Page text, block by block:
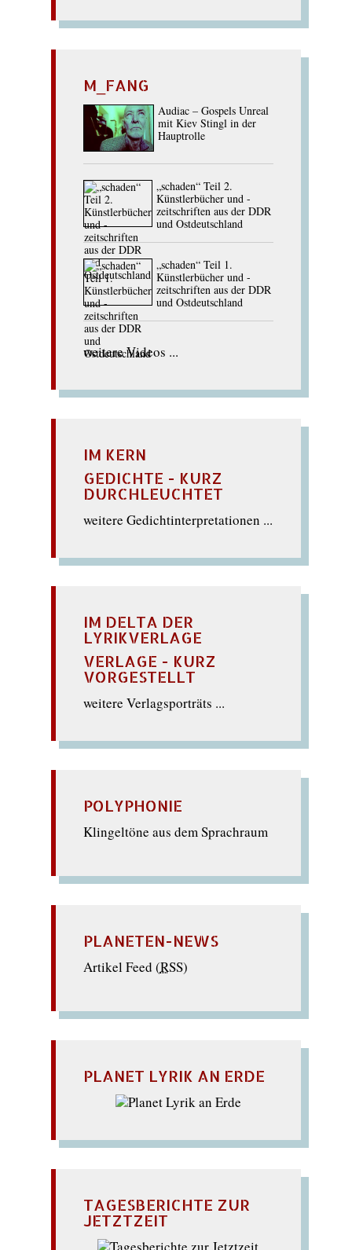
M_FANG
Audiac – Gospels Unreal
mit Kiev Stingl in der
Hauptrolle
„schaden“ Teil 2.
Künstlerbücher und -
zeitschriften aus der DDR
und Ostdeutschland
„schaden“ Teil 1.
Künstlerbücher und -
zeitschriften aus der DDR
und Ostdeutschland
weitere Videos ...
IM KERN
GEDICHTE - KURZ
DURCHLEUCHTET
weitere Gedichtinterpretationen ...
IM DELTA DER
LYRIKVERLAGE
VERLAGE - KURZ
VORGESTELLT
weitere Verlagsporträts ...
POLYPHONIE
Klingeltöne aus dem Sprachraum
PLANETEN-NEWS
Artikel Feed (RSS)
PLANET LYRIK AN ERDE
TAGESBERICHTE ZUR
JETZTZEIT